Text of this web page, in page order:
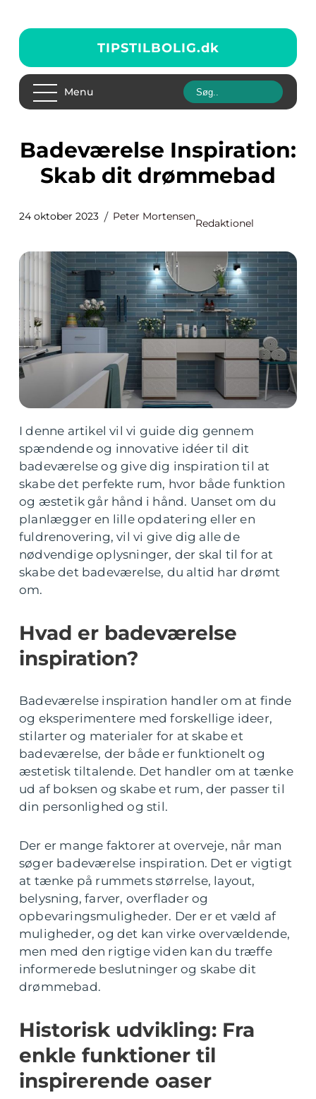
TIPSTILBOLIG.dk
Menu
Badeværelse Inspiration:
Skab dit drømmebad
24 oktober 2023 Peter Mortensen
Redaktionel
I denne artikel vil vi guide dig gennem
spændende og innovative idéer til dit
badeværelse og give dig inspiration til at
skabe det perfekte rum, hvor både funktion
og æstetik går hånd i hånd. Uanset om du
planlægger en lille opdatering eller en
fuldrenovering, vil vi give dig alle de
nødvendige oplysninger, der skal til for at
skabe det badeværelse, du altid har drømt
om.
Hvad er badeværelse
inspiration?
Badeværelse inspiration handler om at finde
og eksperimentere med forskellige ideer,
stilarter og materialer for at skabe et
badeværelse, der både er funktionelt og
æstetisk tiltalende. Det handler om at tænke
ud af boksen og skabe et rum, der passer til
din personlighed og stil.
Der er mange faktorer at overveje, når man
søger badeværelse inspiration. Det er vigtigt
at tænke på rummets størrelse, layout,
belysning, farver, overflader og
opbevaringsmuligheder. Der er et væld af
muligheder, og det kan virke overvældende,
men med den rigtige viden kan du træffe
informerede beslutninger og skabe dit
drømmebad.
Historisk udvikling: Fra
enkle funktioner til
inspirerende oaser